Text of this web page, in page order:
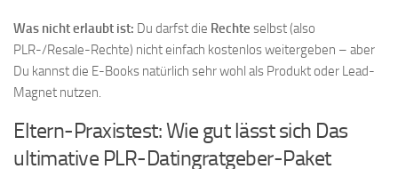
Was nicht erlaubt ist: Du darfst die Rechte selbst (also
PLR-/Resale-Rechte) nicht einfach kostenlos weitergeben – aber
Du kannst die E-Books natürlich sehr wohl als Produkt oder Lead-
Magnet nutzen.
Eltern-Praxistest: Wie gut lässt sich Das
ultimative PLR-Datingratgeber-Paket